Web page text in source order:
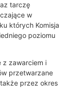
tarczę
w
których Komisja
poziomu
z zawarciem i
przetwarzane
przez okres